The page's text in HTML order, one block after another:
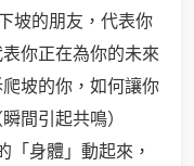
坡的朋友，代表你
你正在為你的未來
坡的你，如何讓你
間引起共鳴）
「身體」動起來，